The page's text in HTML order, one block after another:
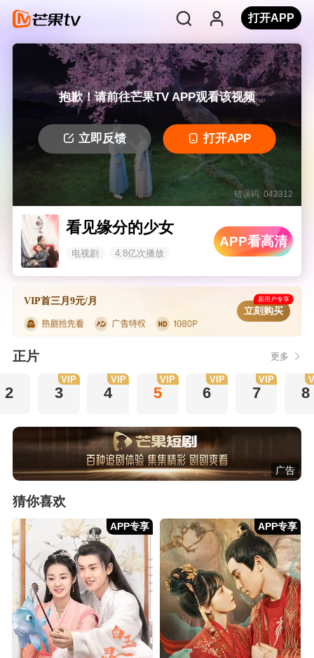
打开APP
抱歉！请前往芒果TV APP观看该视频
立即反馈 打开APP
错误码: 042312
看见缘分的少女
电视剧 4.8亿次播放
APP看高清
VIP首三月9元/月 新用户专享
立刻购买
正片 更多
2 3
VIP
4
VIP
5
VIP
6
VIP
7
VIP
8
广告
猜你喜欢
APP专享 APP专享